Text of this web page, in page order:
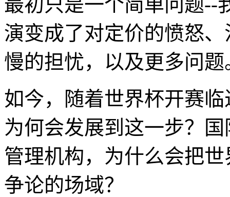
演变成了对定价的愤怒
慢的担忧，以及更多问题
如今，随着世界杯开赛
为何会发展到这一步？
管理机构，为什么会把
争论的场域？